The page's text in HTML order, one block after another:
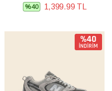
%40 1,399.99 TL
%40
İNDİRİM